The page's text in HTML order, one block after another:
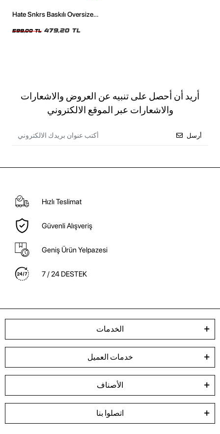
Hate Snkrs Baskılı Oversize
599,00 TL 479,20 TL
أريد أن أحصل على تنبيه عن العروض والاشعارات
والاشعارات عبر الموقع الالكتروني
أرسل
Hızlı Teslimat
Güvenli Alışveriş
Geniş Ürün Yelpazesi
7 / 24 DESTEK
الخدمات
خدمات العميل
الأصناف
اتصلوا بنا